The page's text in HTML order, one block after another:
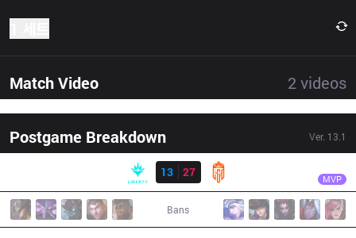
Match Video 2 videos
Postgame Breakdown Ver. 13.1
13
27 MVP
Bans